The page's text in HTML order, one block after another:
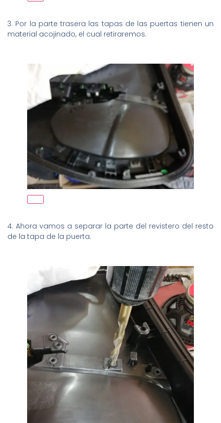
3. Por la parte trasera las tapas de las puertas tienen un
material acojinado, el cual retiraremos.
4. Ahora vamos a separar la parte del revistero del resto
de la tapa de la puerta.